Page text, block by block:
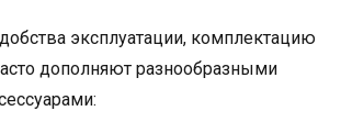
эксплуатации, комплектацию
дополняют разнообразными